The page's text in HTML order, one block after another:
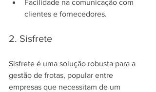
Facilidade na comunicação com
clientes e fornecedores.
2. Sisfrete
Sisfrete é uma solução robusta para a
gestão de frotas, popular entre
empresas que necessitam de um